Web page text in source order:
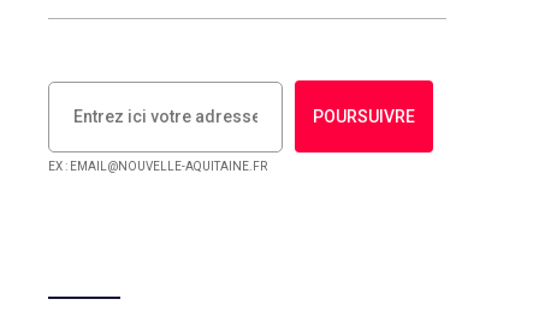
POURSUIVRE
EX : EMAIL@NOUVELLE-AQUITAINE.FR